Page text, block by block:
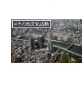
#その他文化活動